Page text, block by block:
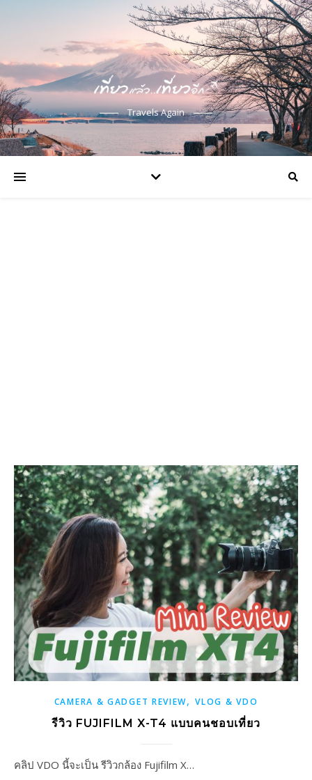
Travels Again
CAMERA & GADGET REVIEW,VLOG & VDO
รีวิว FUJIFILM X-T4 แบบคนชอบเที่ยว
คลิป VDO นี้จะเป็น รีวิวกล้อง Fujifilm X…